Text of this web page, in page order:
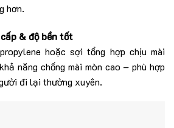
hơn.
& độ bền tốt
hoặc sợi tổng hợp chịu mài
năng chống mài mòn cao – phù hợp
đi lại thường xuyên.